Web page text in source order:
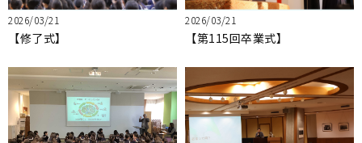
2026/03/21
【修了式】
2026/03/21
【第115回卒業式】